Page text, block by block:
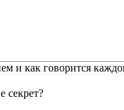
и как говорится
секрет?